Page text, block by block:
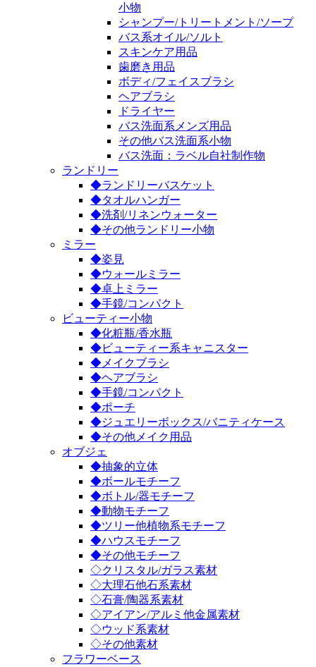
小物
シャンプー/トリートメント/ソープ
バス系オイル/ソルト
スキンケア用品
歯磨き用品
ボディ/フェイスブラシ
ヘアブラシ
ドライヤー
バス洗面系メンズ用品
その他バス洗面系小物
バス洗面：ラベル自社制作物
ランドリー
◆ランドリーバスケット
◆タオルハンガー
◆洗剤/リネンウォーター
◆その他ランドリー小物
ミラー
◆姿見
◆ウォールミラー
◆卓上ミラー
◆手鏡/コンパクト
ビューティー小物
◆化粧瓶/香水瓶
◆ビューティー系キャニスター
◆メイクブラシ
◆ヘアブラシ
◆手鏡/コンパクト
◆ポーチ
◆ジュエリーボックス/バニティケース
◆その他メイク用品
オブジェ
◆抽象的立体
◆ボールモチーフ
◆ボトル/器モチーフ
◆動物モチーフ
◆ツリー他植物系モチーフ
◆ハウスモチーフ
◆その他モチーフ
◇クリスタル/ガラス素材
◇大理石他石系素材
◇石膏/陶器系素材
◇アイアン/アルミ他金属素材
◇ウッド系素材
◇その他素材
フラワーベース